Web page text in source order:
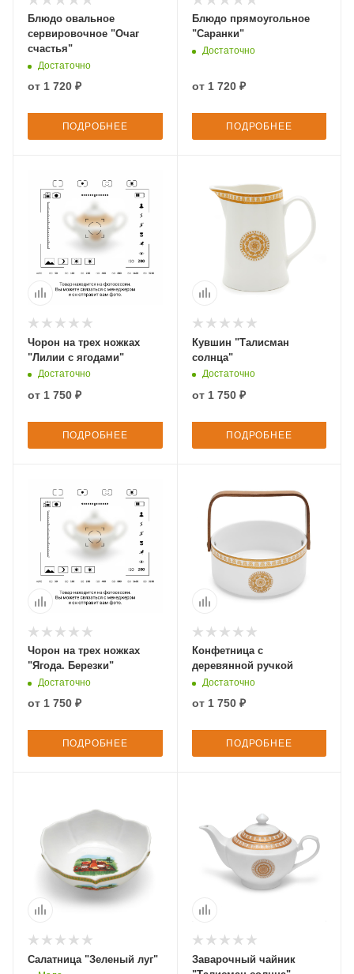
Блюдо овальное
сервировочное "Очаг
счастья"
Достаточно
от 1 720 ₽
ПОДРОБНЕЕ
Блюдо прямоугольное
"Саранки"
Достаточно
от 1 720 ₽
ПОДРОБНЕЕ
Чорон на трех ножках
"Лилии с ягодами"
Достаточно
от 1 750 ₽
ПОДРОБНЕЕ
Кувшин "Талисман
солнца"
Достаточно
от 1 750 ₽
ПОДРОБНЕЕ
Чорон на трех ножках
"Ягода. Березки"
Достаточно
от 1 750 ₽
ПОДРОБНЕЕ
Конфетница с
деревянной ручкой
Достаточно
от 1 750 ₽
ПОДРОБНЕЕ
Салатница "Зеленый луг"
Заварочный чайник